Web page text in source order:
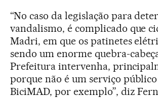
“No caso da legislação para
vandalismo, é complicado que
Madri, em que os patinetes
sendo um enorme quebra-
Prefeitura intervenha,
porque não é um serviço
BiciMAD, por exemplo”, diz